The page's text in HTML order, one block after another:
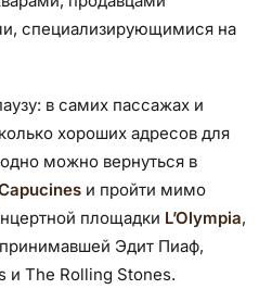
специализирующимися на
в самих пассажах и
хороших адресов для
можно вернуться в
и пройти мимо
площадки L’Olympia,
Эдит Пиаф,
и The Rolling Stones.